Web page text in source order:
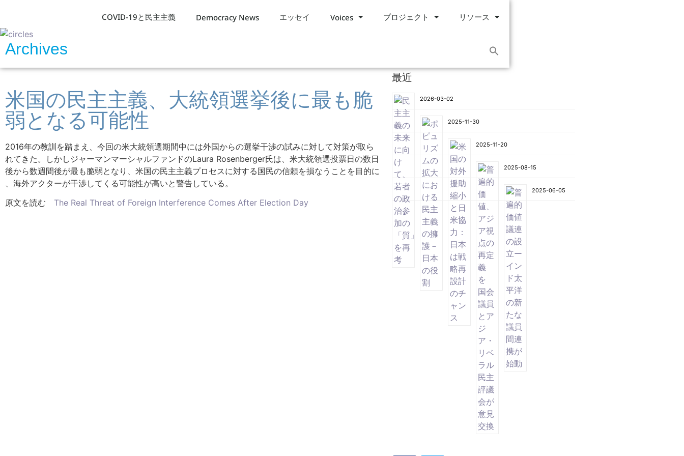
COVID-19と民主主義 Democracy News エッセイ Voices プロジェクト リソース
Archives
米国の民主主義、大統領選挙後に最も脆
弱となる可能性
2016年の教訓を踏まえ、 今回の米大統領選期間中には外国からの選挙干渉の試みに対して対策が取ら
れてきた。
しかしジャーマンマーシャルファンドのLaura Rosenberger氏は、 米大統領選投票日の数日
後から数週間後が最も脆弱となり、 米国の民主主義プロセスに対する国民の信頼を損なうことを目的に
、海外アクターが干渉してくる可能性が高いと警告している。
原文を読む The Real Threat of Foreign Interference Comes After Election Day
最近
2026-03-02
2025-11-30
2025-11-20
2025-08-15
2025-06-05